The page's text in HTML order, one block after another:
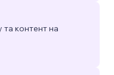
контент на